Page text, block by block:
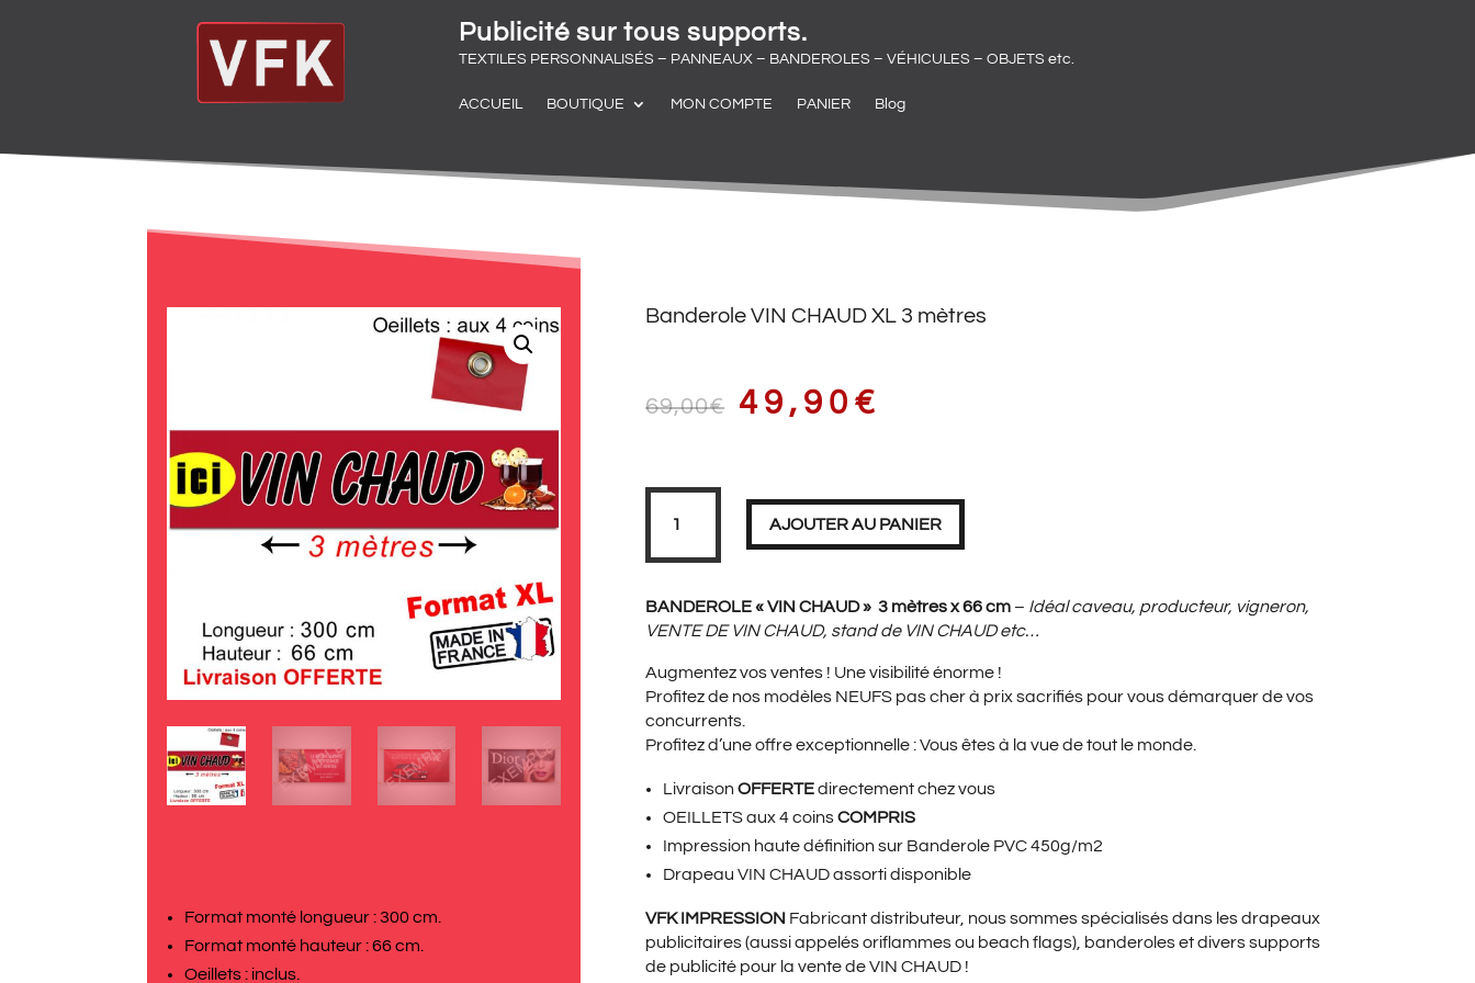
Publicité sur tous supports.
TEXTILES PERSONNALISÉS – PANNEAUX – BANDEROLES – VÉHICULES – OBJETS etc.
ACCUEIL BOUTIQUE MON COMPTE PANIER Blog
Format monté longueur : 300 cm.
Format monté hauteur : 66 cm.
Oeillets : inclus.
Banderole VIN CHAUD XL 3 mètres
69,00€ LE
PRIX
INITIAL
ÉTAIT :
69,00€.
49,90 €
PRIX
ACTUEL
EST :
49,90€.
quantité
Banderole
CHAUD
3
mètres
AJOUTER AU PANIER
BANDEROLE « VIN CHAUD » 3 mètres x 66 cm– Idéal caveau, producteur, vigneron,
VENTE DE VIN CHAUD, stand de VIN CHAUD etc…
Augmentez vos ventes ! Une visibilité énorme !
Profitez de nos modèles NEUFS pas cher à prix sacrifiés pour vous démarquer de vos
concurrents.
Profitez d’une offre exceptionnelle : Vous êtes à la vue de tout le monde.
LivraisonOFFERTEdirectement chez vous
OEILLETS aux 4 coinsCOMPRIS
Impression haute définition sur Banderole PVC 450g/m2
Drapeau VIN CHAUDassorti disponible
VFK IMPRESSION Fabricant distributeur, nous sommes spécialisés dans les drapeaux
publicitaires (aussi appelés oriflammes ou beach flags), banderoles et divers supports
de publicité pour la vente de VIN CHAUD !